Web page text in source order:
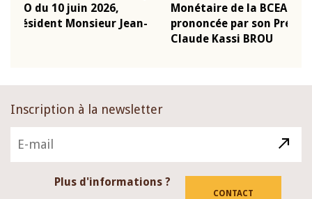
Monétaire de la BCEAO du 4 mars 2026,
prononcée par son Président Monsieur Jean-
Inscription à la newsletter
Plus d'informations ?
CONTACT